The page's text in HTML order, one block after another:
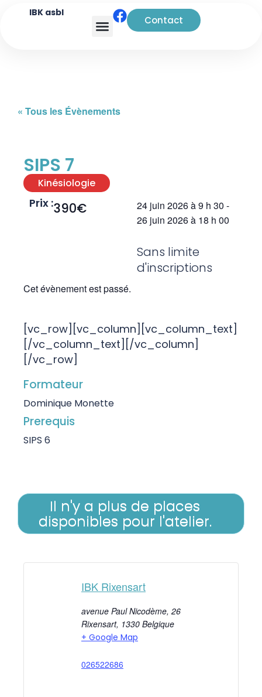
IBK asbl
Contact
« Tous les Évènements
SIPS 7
Kinésiologie
Prix :390€ 24 juin 2026à9 h 30 -
26 juin 2026à 18 h 00
Sans limite
d'inscriptions
Cet évènement est passé.
[vc_row][vc_column][vc_column_text]
[/vc_column_text][/vc_column]
[/vc_row]
Formateur
Dominique Monette
Prerequis
SIPS 6
Il n'y a plus de places
disponibles pour l'atelier.
IBK Rixensart
avenue Paul Nicodème, 26
Rixensart, 1330 Belgique
+ Google Map
026522686